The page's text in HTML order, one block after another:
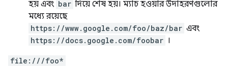
হয় এবং bar দিয়ে শেষ হয়। ম্যাচ হওয়ার উদাহরণগুলোর
মধ্যে রয়েছে
https://www.google.com/foo/baz/bar এবং
https://docs.google.com/foobar ।
file:///foo*